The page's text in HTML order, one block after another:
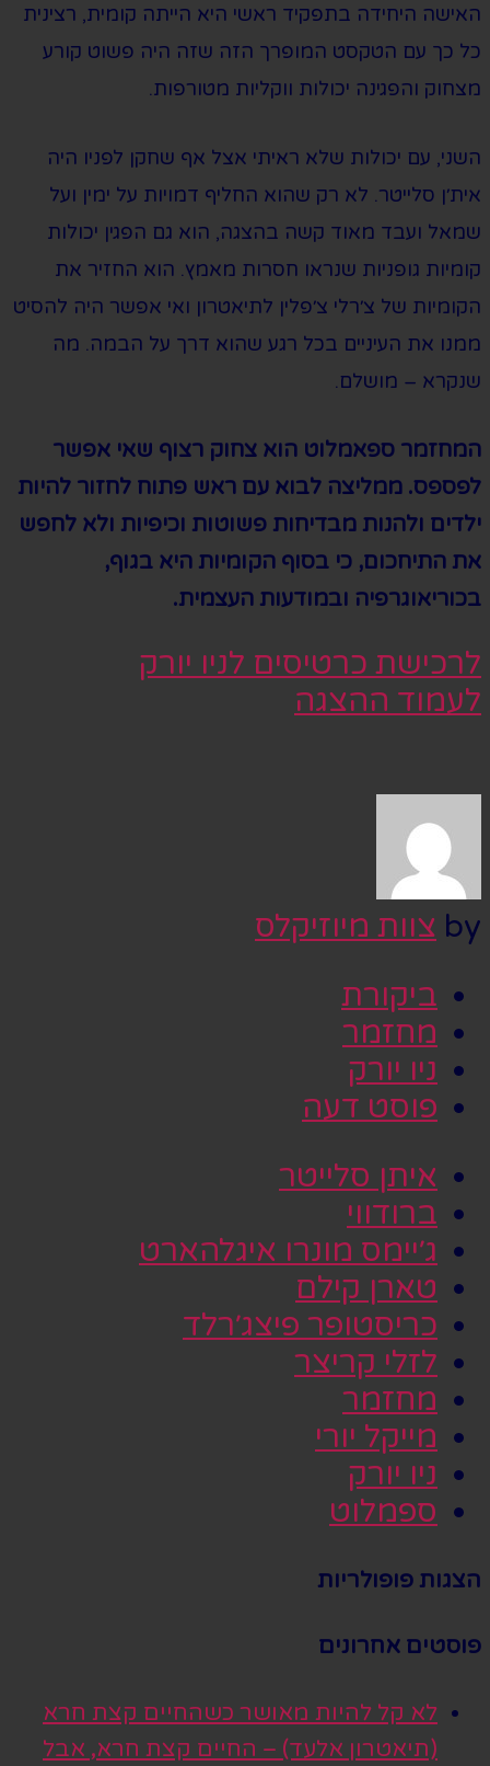
האישה היחידה בתפקיד ראשי היא הייתה קומית, רצינית
כל כך עם הטקסט המופרך הזה שזה היה פשוט קורע
מצחוק והפגינה יכולות ווקליות מטורפות.
השני, עם יכולות שלא ראיתי אצל אף שחקן לפניו היה
אית׳ן סלייטר. לא רק שהוא החליף דמויות על ימין ועל
שמאל ועבד מאוד קשה בהצגה, הוא גם הפגין יכולות
קומיות גופניות שנראו חסרות מאמץ. הוא החזיר את
הקומיות של צ׳רלי צ׳פלין לתיאטרון ואי אפשר היה להסיט
ממנו את העיניים בכל רגע שהוא דרך על הבמה. מה
שנקרא – מושלם.
המחזמר ספאמלוט הוא צחוק רצוף שאי אפשר
לפספס. ממליצה לבוא עם ראש פתוח לחזור להיות
ילדים ולהנות מבדיחות פשוטות וכיפיות ולא לחפש
את התיחכום, כי בסוף הקומיות היא בגוף,
בכוריאוגרפיה ובמודעות העצמית.
לרכישת כרטיסים לניו יורק
לעמוד ההצגה
by צוות מיוזיקלס
ביקורת
מחזמר
ניו יורק
פוסט דעה
איתן סלייטר
ברודווי
ג׳יימס מונרו איגלהארט
טארן קילם
כריסטופר פיצג׳רלד
לזלי קריצר
מחזמר
מייקל יורי
ניו יורק
ספמלוט
הצגות פופולריות
פוסטים אחרונים
לא קל להיות מאושר כשהחיים קצת חרא
(תיאטרון אלעד) – החיים קצת חרא, אבל